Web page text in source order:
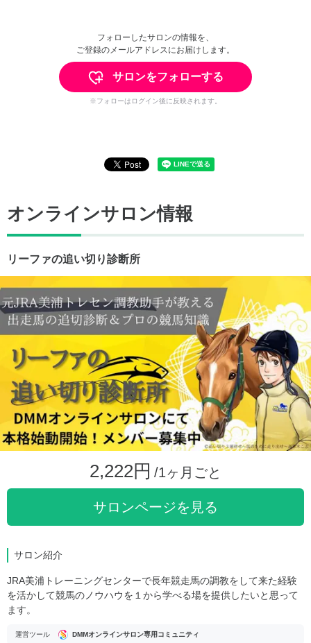
フォローしたサロンの情報を、
ご登録のメールアドレスにお届けします。
サロンをフォローする
※フォローはログイン後に反映されます。
オンラインサロン情報
リーファの追い切り診断所
2,222円 /1ヶ月ごと
サロンページを見る
サロン紹介
JRA美浦トレーニングセンターで長年競走馬の調教をして来た経験
を活かして競馬のノウハウを１から学べる場を提供したいと思って
ます。
運営ツール DMMオンラインサロン専用コミュニティ